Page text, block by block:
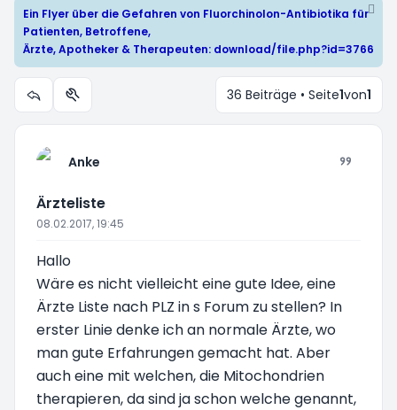
Ein Flyer über die Gefahren von Fluorchinolon-Antibiotika für
Patienten, Betroffene,
Ärzte, Apotheker & Therapeuten: download/file.php?id=3766
Themen-Optionen 36 Beiträge • Seite1von1
Anke
Ärzteliste
08.02.2017, 19:45
Hallo
Wäre es nicht vielleicht eine gute Idee, eine
Ärzte Liste nach PLZ in s Forum zu stellen? In
erster Linie denke ich an normale Ärzte, wo
man gute Erfahrungen gemacht hat. Aber
auch eine mit welchen, die Mitochondrien
therapieren, da sind ja schon welche genannt,